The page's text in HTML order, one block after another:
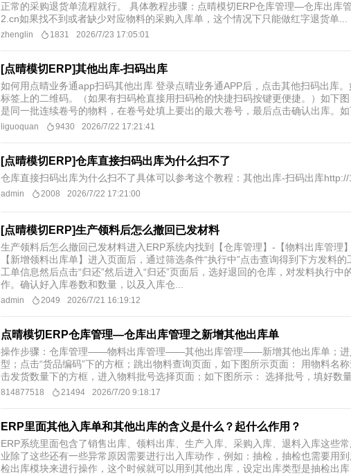
正常的采购退货单流程就行。 具体教程步骤：点晴模切ERP仓库管理—仓库出库
2.cn如果找不到或者缺少对应物料的采购入库单，这个情况下只能做红字退货单...
zhenglin 1831 2026/7/23 17:05:01
[点晴模切ERP]其他出库-扫码出库
如何用点晴业务通app扫码其他出库 登录点晴业务通APP后，点击其他扫码出库
标签上的二维码。（如果有扫码枪直接用扫码枪的快捷扫码按键更便捷。）如下
是同一批连续卷号的物料，在卷号处填上要出的最大卷号，最后点击确认出库。如
liguoquan 9430 2026/7/22 17:21:41
[点晴模切ERP]仓库直接扫码出库为什么扫不了
仓库直接扫码出库为什么扫不了具体可以参考这个教程：其他出库-扫码出库
admin 2008 2026/7/22 17:21:00
[点晴模切ERP]生产领料后怎么撤回已发材料
生产领料后怎么撤回已发材料进入ERP系统内找到【仓库管理】-【物料出库管理
【新增领料出库单】进入页面后，通过筛选条件“执行中”点击查询得到下方发料
工单信息然后点击“归还”然后进入“归还”页面后，选好退回的仓库，对发料执行中
作。确认好入库卷数和数量，以及入库仓...
admin 2049 2026/7/21 16:19:12
点晴模切ERP仓库管理—仓库出库管理之新增其他出库单
操作步骤：仓库管理——物料出库管理——其他出库管理——新增其他出库单；进
型；点击“货品编码”下的方框；跳出物料查询页面，如下图所示页面： 用物料名
击发货数量下的方框，进入物料批号选择页面；如下图所示： 选择批号，填好数
814877518 21494 2026/7/20 9:18:17
ERP里面其他入库单和其他出库的含义是什么？起什么作用？
ERP系统里面包含了销售出库、领料出库、生产入库、采购入库、退料入库这些
业除了这些还有一些异常原因需要进行出入库动作，例如：抽检，抽检也需要用
检出库模块来进行操作，这个时候就可以用到其他出库，设定出库类型是抽检出